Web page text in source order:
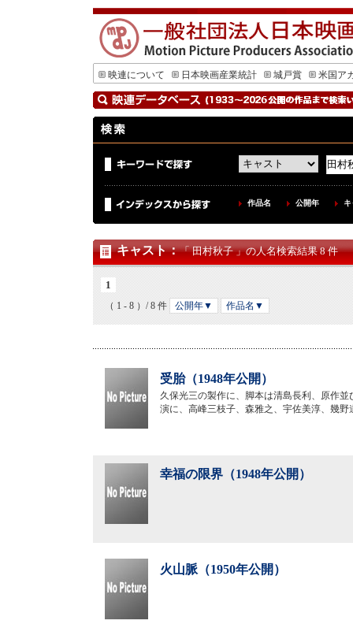
映連について 日本映画産業統計 城戸賞 米国ア
作品名 公開年
キャスト：「 田村秋子 」の人名検索結果 8 件
1
（ 1 - 8 ）/ 8 件 公開年▼ 作品名▼
受胎（1948年公開）
久保光三の製作に、脚本は清島長利、原作
演に、高峰三枝子、森雅之、宇佐美淳、幾
幸福の限界（1948年公開）
火山脈（1950年公開）